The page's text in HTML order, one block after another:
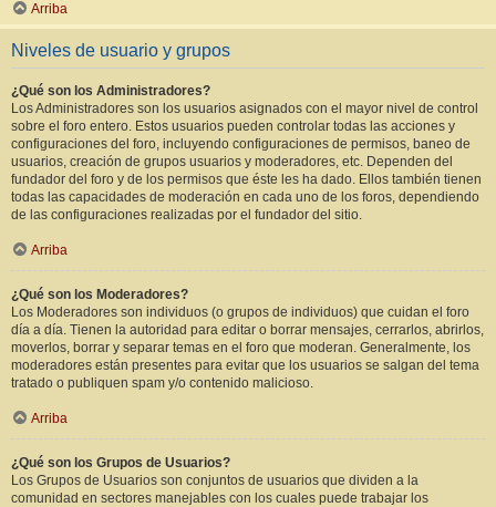
Arriba
Niveles de usuario y grupos
¿Qué son los Administradores?
Los Administradores son los usuarios asignados con el mayor nivel de control
sobre el foro entero. Estos usuarios pueden controlar todas las acciones y
configuraciones del foro, incluyendo configuraciones de permisos, baneo de
usuarios, creación de grupos usuarios y moderadores, etc. Dependen del
fundador del foro y de los permisos que éste les ha dado. Ellos también tienen
todas las capacidades de moderación en cada uno de los foros, dependiendo
de las configuraciones realizadas por el fundador del sitio.
Arriba
¿Qué son los Moderadores?
Los Moderadores son individuos (o grupos de individuos) que cuidan el foro
día a día. Tienen la autoridad para editar o borrar mensajes, cerrarlos, abrirlos,
moverlos, borrar y separar temas en el foro que moderan. Generalmente, los
moderadores están presentes para evitar que los usuarios se salgan del tema
tratado o publiquen spam y/o contenido malicioso.
Arriba
¿Qué son los Grupos de Usuarios?
Los Grupos de Usuarios son conjuntos de usuarios que dividen a la
comunidad en sectores manejables con los cuales puede trabajar los